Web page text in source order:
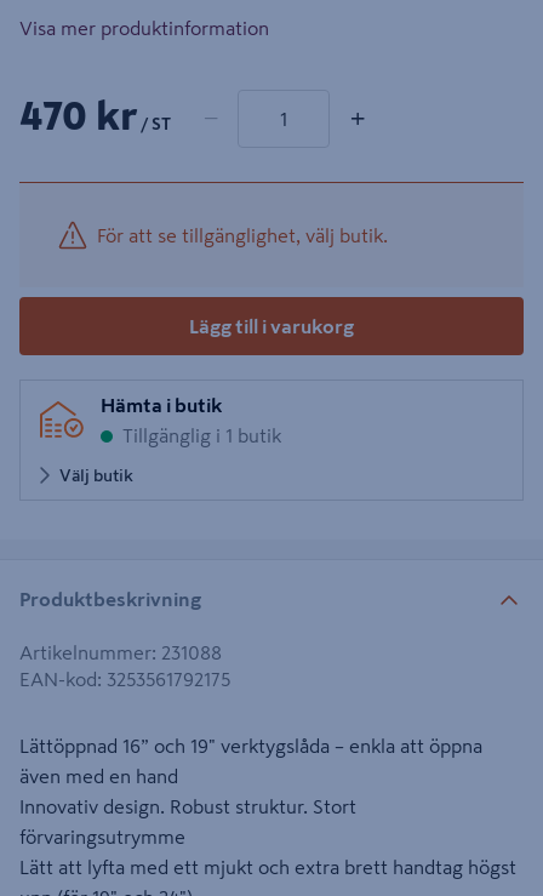
Visa mer produktinformation
470 kr / ST − +
För att se tillgänglighet, välj butik.
Lägg till i varukorg
Hämta i butik
Tillgänglig i 1 butik
Välj butik
Produktbeskrivning
Artikelnummer: 231088
EAN-kod: 3253561792175
Lättöppnad 16” och 19" verktygslåda – enkla att öppna
även med en hand
Innovativ design. Robust struktur. Stort
förvaringsutrymme
Lätt att lyfta med ett mjukt och extra brett handtag högst